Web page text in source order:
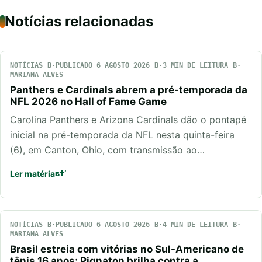
Notícias relacionadas
NOTÍCIAS PUBLICADO 6 AGOSTO 2026
3 MIN DE LEITURA
MARIANA ALVES
Panthers e Cardinals abrem a pré-temporada da
NFL 2026 no Hall of Fame Game
Carolina Panthers e Arizona Cardinals dão o pontapé
inicial na pré-temporada da NFL nesta quinta-feira
(6), em Canton, Ohio, com transmissão ao…
Ler matéria
NOTÍCIAS PUBLICADO 6 AGOSTO 2026
4 MIN DE LEITURA
MARIANA ALVES
Brasil estreia com vitórias no Sul-Americano de